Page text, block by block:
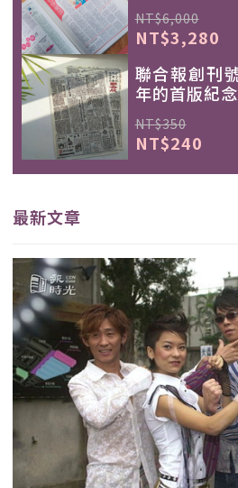
NT$6,000
NT$3,280
聯合報創刊
年的首版紀念
NT$350
NT$240
最新文章